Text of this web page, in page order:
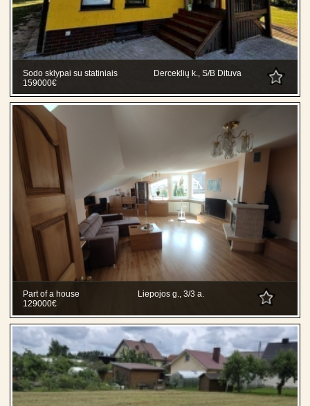
Sodo sklypai su statiniais
Derceklių k., S/B Dituva
159000€
Part of a house
Liepojos g., 3/3 a.
129000€